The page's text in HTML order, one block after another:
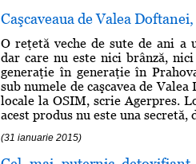
Caşcaveaua de Valea
O reţetă veche de sute de ani
dar care nu este nici brânză,
generaţie în generaţie în
sub numele de caşcavea de
locale la OSIM, scrie Agerpres.
acest produs nu este una
(31 ianuarie 2015)